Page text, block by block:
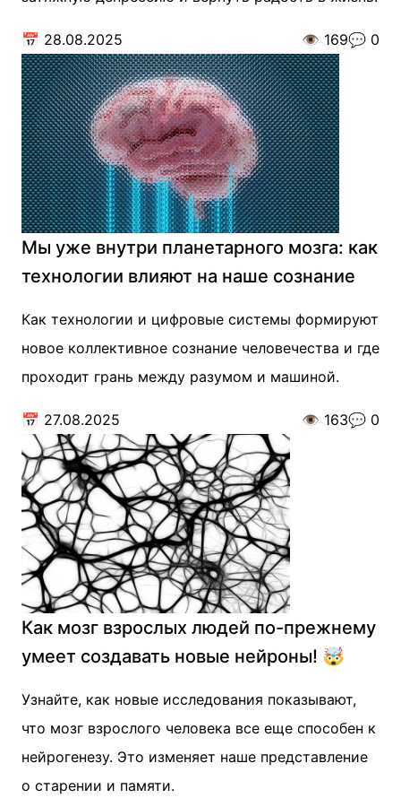
📅 28.08.2025 👁️ 169💬 0
Мы уже внутри планетарного мозга: как
технологии влияют на наше сознание
Как технологии и цифровые системы формируют
новое коллективное сознание человечества и где
проходит грань между разумом и машиной.
📅 27.08.2025 👁️ 163💬 0
Как мозг взрослых людей по-прежнему
умеет создавать новые нейроны! 🤯
Узнайте, как новые исследования показывают,
что мозг взрослого человека все еще способен к
нейрогенезу. Это изменяет наше представление
о старении и памяти.